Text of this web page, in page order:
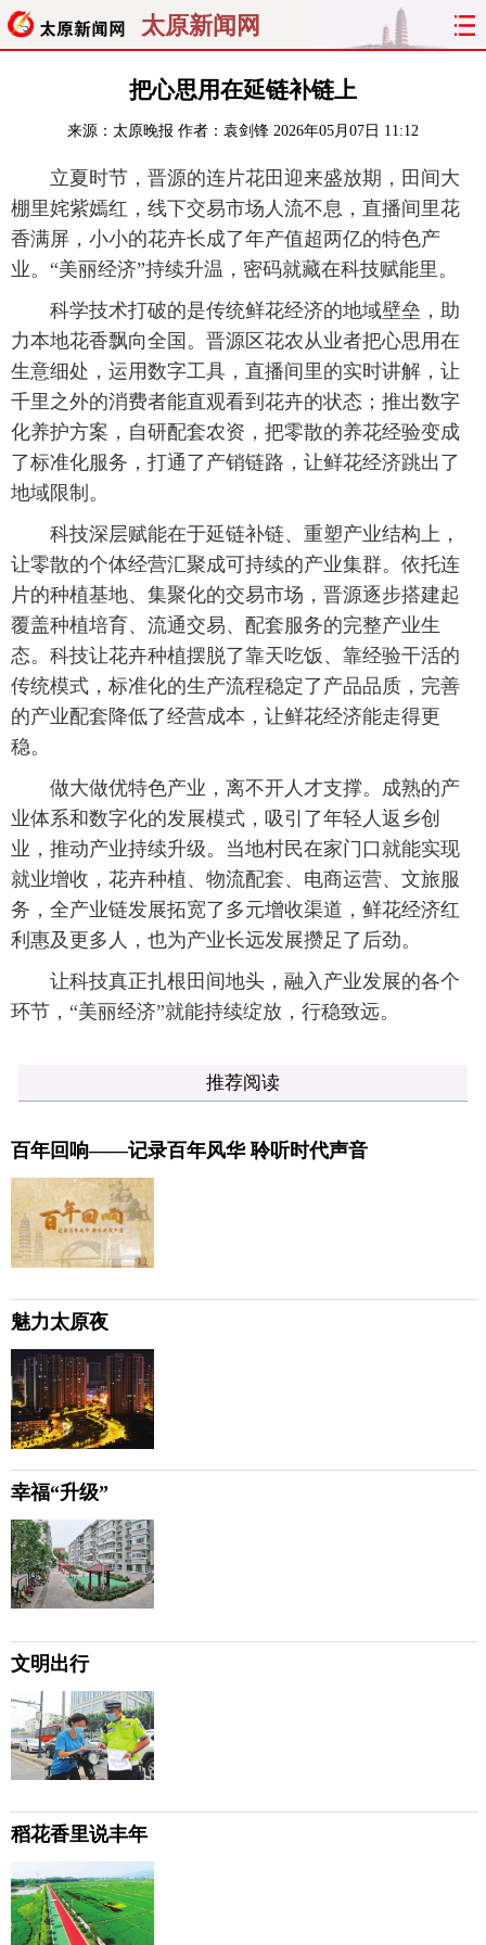
太原新闻网
聚焦 太原
经济 关注 文明 出行
纵横 曝光 综合 专题
旅游 理财 政务 教育
看天下 晋月读 最太原 网罗民生
太原日报 太原晚报 社区
把心思用在延链补链上
来源： 太原晚报 作者：袁剑锋 2026年05月07日 11:12
立夏时节，晋源的连片花田迎来盛放期，田间大
棚里姹紫嫣红，线下交易市场人流不息，直播间里花
香满屏，小小的花卉长成了年产值超两亿的特色产
业。“美丽经济”持续升温，密码就藏在科技赋能里。
科学技术打破的是传统鲜花经济的地域壁垒，助
力本地花香飘向全国。晋源区花农从业者把心思用在
生意细处，运用数字工具，直播间里的实时讲解，让
千里之外的消费者能直观看到花卉的状态；推出数字
化养护方案，自研配套农资，把零散的养花经验变成
了标准化服务，打通了产销链路，让鲜花经济跳出了
地域限制。
科技深层赋能在于延链补链、重塑产业结构上，
让零散的个体经营汇聚成可持续的产业集群。依托连
片的种植基地、集聚化的交易市场，晋源逐步搭建起
覆盖种植培育、流通交易、配套服务的完整产业生
态。科技让花卉种植摆脱了靠天吃饭、靠经验干活的
传统模式，标准化的生产流程稳定了产品品质，完善
的产业配套降低了经营成本，让鲜花经济能走得更
稳。
做大做优特色产业，离不开人才支撑。成熟的产
业体系和数字化的发展模式，吸引了年轻人返乡创
业，推动产业持续升级。当地村民在家门口就能实现
就业增收，花卉种植、物流配套、电商运营、文旅服
务，全产业链发展拓宽了多元增收渠道，鲜花经济红
利惠及更多人，也为产业长远发展攒足了后劲。
让科技真正扎根田间地头，融入产业发展的各个
环节，“美丽经济”就能持续绽放，行稳致远。
推荐阅读
百年回响——记录百年风华 聆听时代声音
魅力太原夜
幸福“升级”
文明出行
稻花香里说丰年